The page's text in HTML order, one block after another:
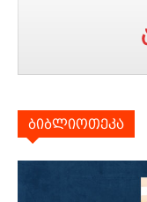
ბიბლიოთეკა